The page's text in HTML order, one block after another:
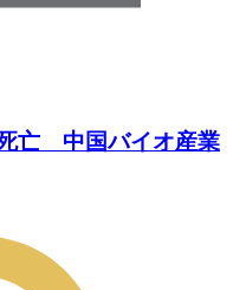
亡 中国バイオ産業